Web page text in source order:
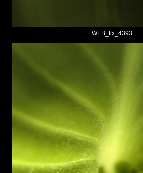
WEB_fix_4393